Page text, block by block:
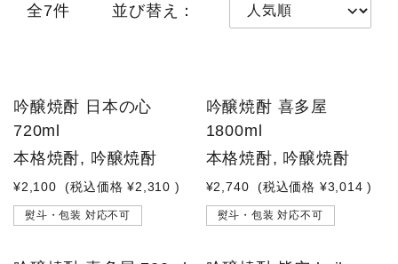
全7件 並び替え：
吟醸焼酎 日本の心
720ml
本格焼酎, 吟醸焼酎
¥2,100 (税込価格 ¥2,310 )
熨斗・包装 対応不可
吟醸焼酎 喜多屋
1800ml
本格焼酎, 吟醸焼酎
¥2,740 (税込価格 ¥3,014 )
熨斗・包装 対応不可